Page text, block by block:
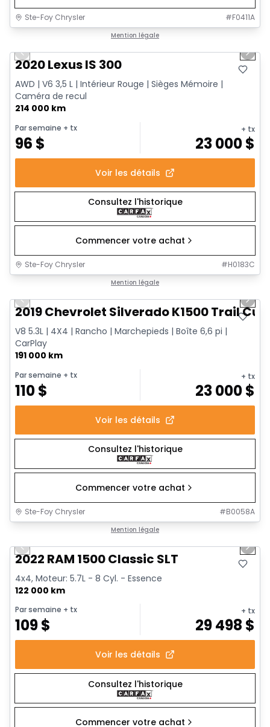
Ste-Foy Chrysler #F0411A
Mention légale
Previous slide Next
2020 Lexus IS 300
AWD | V6 3,5 L | Intérieur Rouge | Sièges Mémoire |
Caméra de recul
214 000 km
Par semaine + tx
96 $
+ tx
23 000$
Voir les détails
Consultez l'historique
Commencer votre achat
Ste-Foy Chrysler #H0183C
Mention légale
Previous slide Next
2019 Chevrolet Silverado K1500 Trail
V8 5.3L | 4X4 | Rancho | Marchepieds | Boîte 6,6 pi |
CarPlay
191 000 km
Par semaine + tx
110$
+ tx
23 000$
Voir les détails
Consultez l'historique
Commencer votre achat
Ste-Foy Chrysler #B0058A
Mention légale
Previous slide Next
2022 RAM 1500 Classic SLT
4x4, Moteur: 5.7L - 8 Cyl. - Essence
122 000 km
Par semaine + tx
109$
+ tx
29 498 $
Voir les détails
Consultez l'historique
Commencer votre achat